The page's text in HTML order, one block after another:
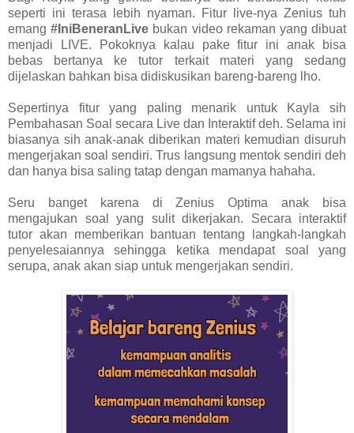
seperti ini terasa lebih nyaman. Fitur live-nya Zenius tuh
emang#IniBeneranLive bukan video rekaman yang dibuat
menjadi LIVE. Pokoknya kalau pake fitur ini anak bisa
bebas bertanya ke tutor terkait materi yang sedang
dijelaskan bahkan bisa didiskusikan bareng-bareng lho.
Sepertinya fitur yang paling menarik untuk Kayla sih
Pembahasan Soal secara Live dan Interaktif deh. Selama ini
biasanya sih anak-anak diberikan materi kemudian disuruh
mengerjakan soal sendiri. Trus langsung mentok sendiri deh
dan hanya bisa saling tatap dengan mamanya hahaha.
Seru banget karena di Zenius Optima anak bisa
mengajukan soal yang sulit dikerjakan. Secara interaktif
tutor akan memberikan bantuan tentang langkah-langkah
penyelesaiannya sehingga ketika mendapat soal yang
serupa, anak akan siap untuk mengerjakan sendiri.